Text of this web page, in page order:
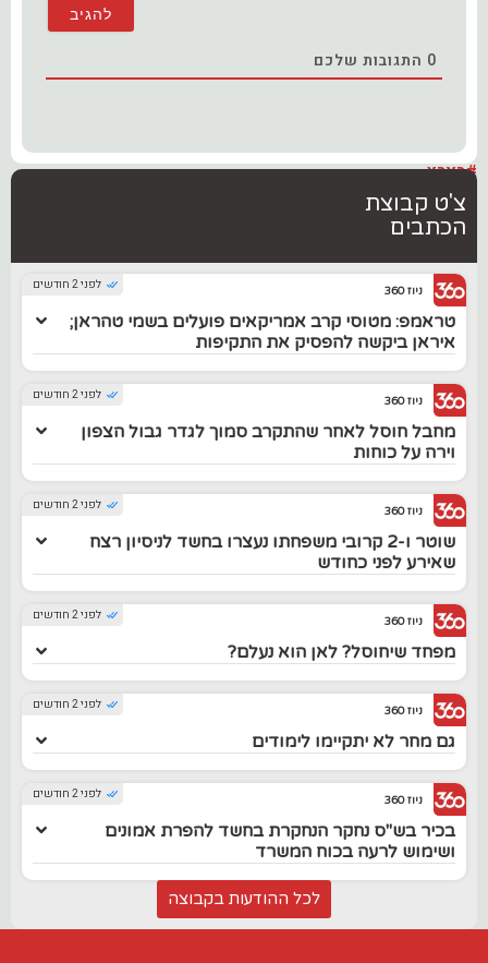
0 התגובות שלכם
#בארץ
צ'ט קבוצת
הכתבים
לפני 2 חודשים ניוז 360
טראמפ: מטוסי קרב אמריקאים פועלים בשמי טהראן;
איראן ביקשה להפסיק את התקיפות
לפני 2 חודשים ניוז 360
מחבל חוסל לאחר שהתקרב סמוך לגדר גבול הצפון
וירה על כוחות
לפני 2 חודשים ניוז 360
שוטר ו-2 קרובי משפחתו נעצרו בחשד לניסיון רצח
שאירע לפני כחודש
לפני 2 חודשים ניוז 360
מפחד שיחוסל? לאן הוא נעלם?
לפני 2 חודשים ניוז 360
גם מחר לא יתקיימו לימודים
לפני 2 חודשים ניוז 360
בכיר בש"ס נחקר הנחקרת בחשד להפרת אמונים
ושימוש לרעה בכוח המשרד
לכל ההודעות בקבוצה